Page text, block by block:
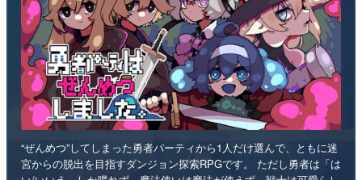
“ぜんめつ”してしまった勇者パーティから1人だけ選んで、ともに迷
宮からの脱出を目指すダンジョン探索RPGです。 ただし勇者は「は